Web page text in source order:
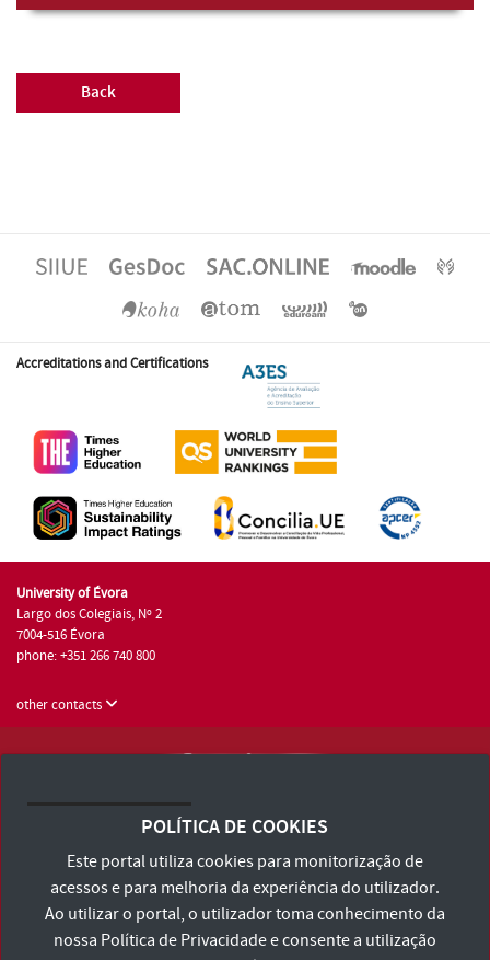
Back
Accreditations and Certifications
University of Évora
Largo dos Colegiais, Nº 2
7004-516 Évora
phone: +351 266 740 800
other contacts
Terms and Conditions and Privacy Policy
Accessibility Statement
POLÍTICA DE COOKIES
Este portal utiliza cookies para monitorização de
acessos e para melhoria da experiência do utilizador.
Ao utilizar o portal, o utilizador toma conhecimento da
nossa Política de Privacidadee consente a utilização